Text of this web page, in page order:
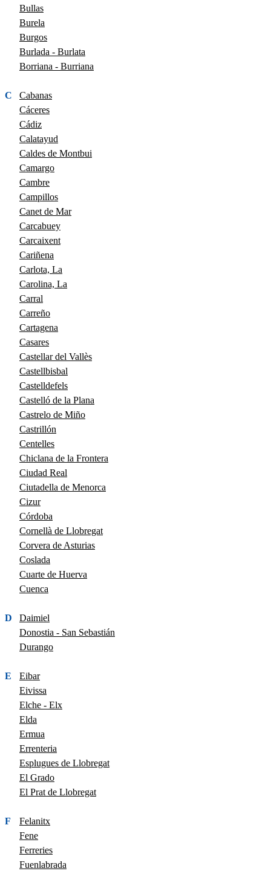
Bullas
Burela
Burgos
Burlada - Burlata
Borriana - Burriana
C
Cabanas
Cáceres
Cádiz
Calatayud
Caldes de Montbui
Camargo
Cambre
Campillos
Canet de Mar
Carcabuey
Carcaixent
Cariñena
Carlota, La
Carolina, La
Carral
Carreño
Cartagena
Casares
Castellar del Vallès
Castellbisbal
Castelldefels
Castelló de la Plana
Castrelo de Miño
Castrillón
Centelles
Chiclana de la Frontera
Ciudad Real
Ciutadella de Menorca
Cizur
Córdoba
Cornellà de Llobregat
Corvera de Asturias
Coslada
Cuarte de Huerva
Cuenca
D
Daimiel
Donostia - San Sebastián
Durango
E
Eibar
Eivissa
Elche - Elx
Elda
Ermua
Errenteria
Esplugues de Llobregat
El Grado
El Prat de Llobregat
F
Felanitx
Fene
Ferreries
Fuenlabrada